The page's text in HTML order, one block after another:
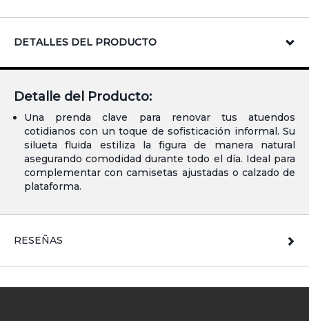
DETALLES DEL PRODUCTO
Detalle del Producto:
Una prenda clave para renovar tus atuendos
cotidianos con un toque de sofisticación informal. Su
silueta fluida estiliza la figura de manera natural
asegurando comodidad durante todo el día. Ideal para
complementar con camisetas ajustadas o calzado de
plataforma.
RESEÑAS